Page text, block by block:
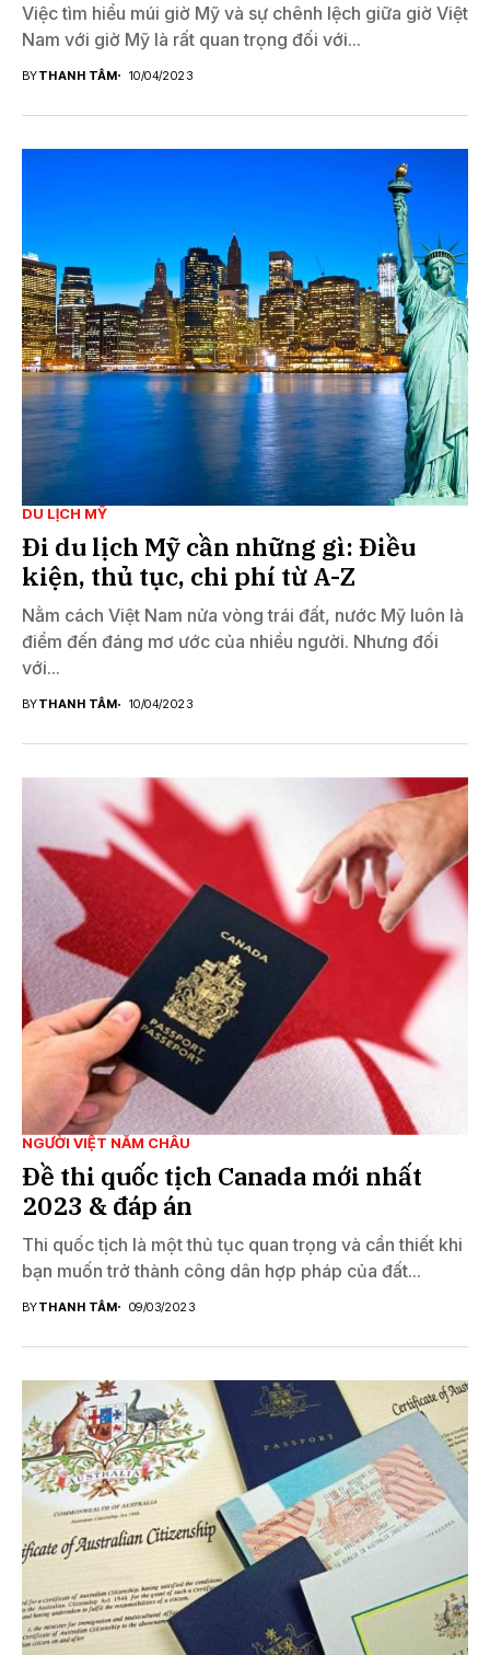
Việc tìm hiểu múi giờ Mỹ và sự chênh lệch giữa giờ Việt
Nam với giờ Mỹ là rất quan trọng đối với...
BYTHANH TÂM 10/04/2023
DU LỊCH MỸ
Đi du lịch Mỹ cần những gì: Điều
kiện, thủ tục, chi phí từ A-Z
Nằm cách Việt Nam nửa vòng trái đất, nước Mỹ luôn là
điểm đến đáng mơ ước của nhiều người. Nhưng đối
với...
BYTHANH TÂM 10/04/2023
NGƯỜI VIỆT NĂM CHÂU
Đề thi quốc tịch Canada mới nhất
2023 & đáp án
Thi quốc tịch là một thủ tục quan trọng và cần thiết khi
bạn muốn trở thành công dân hợp pháp của đất...
BYTHANH TÂM 09/03/2023